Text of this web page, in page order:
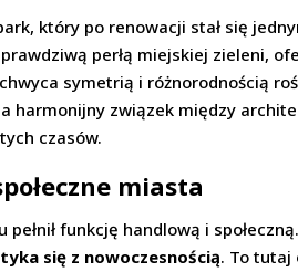
który po renowacji stał się
perłą miejskiej zieleni,
symetrią i różnorodnością
harmonijny związek między
czasów.
miasta
funkcję handlową i
się z nowoczesnością. To tutaj